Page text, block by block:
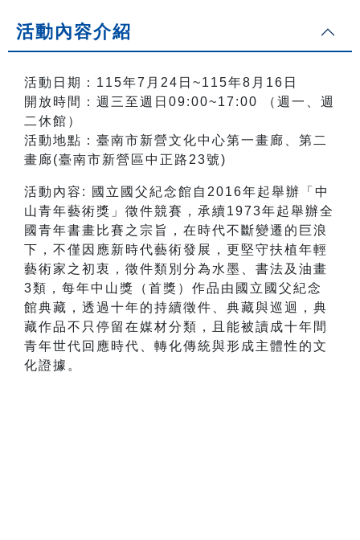
活動內容介紹
活動日期：115年7月24日~115年8月16日
開放時間：週三至週日 09:00~17:00
（週一、週
二休館）
活動地點：臺南市新營文化中心第一畫廊、第二
畫廊(臺南市新營區中正路 23號)
活動內容: 國立國父紀念館自2016年起舉辦「中
山青年藝術獎」徵件競賽，承續1973年起舉辦全
國青年書畫比賽之宗旨，在時代不斷變遷的巨浪
下，不僅因應新時代藝術發展，更堅守扶植年輕
藝術家之初衷，徵件類別分為水墨、書法及油畫
3類，每年中山獎（首獎）作品由國立國父紀念
館典藏，透過十年的持續徵件、典藏與巡迴，典
藏作品不只停留在媒材分類，且能被讀成十年間
青年世代回應時代、轉化傳統與形成主體性的文
化證據。